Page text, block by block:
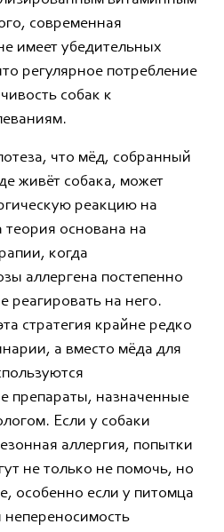
современная
имеет убедительных
регулярное потребление
собак к
что мёд, собранный
живёт собака, может
реакцию на
теория основана на
когда
аллергена постепенно
реагировать на него.
стратегия крайне редко
а вместо мёда для
препараты, назначенные
Если у собаки
аллергия, попытки
не только не помочь, но
особенно если у питомца
непереносимость